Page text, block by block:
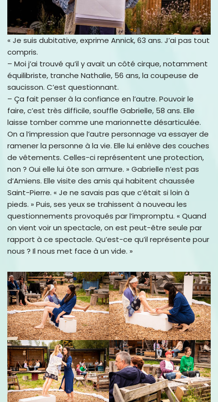
« Je suis dubitative, exprime Annick, 63 ans. J’ai pas tout
compris.
– Moi j’ai trouvé qu’il y avait un côté cirque, notamment
équilibriste, tranche Nathalie, 56 ans, la coupeuse de
saucisson. C’est questionnant.
– Ça fait penser à la confiance en l’autre. Pouvoir le
faire, c’est très difficile, souffle Gabrielle, 58 ans. Elle
laisse tomber comme une marionnette désarticulée.
On a l’impression que l’autre personnage va essayer de
ramener la personne à la vie. Elle lui enlève des couches
de vêtements. Celles-ci représentent une protection,
non ? Oui elle lui ôte son armure. » Gabrielle n’est pas
d’Amiens. Elle visite des amis qui habitent chaussée
Saint-Pierre. « Je ne savais pas que c’était si loin à
pieds. » Puis, ses yeux se trahissent à nouveau les
questionnements provoqués par l’impromptu. « Quand
on vient voir un spectacle, on est peut-être seule par
rapport à ce spectacle. Qu’est-ce qu’il représente pour
nous ? Il nous met face à un vide. »